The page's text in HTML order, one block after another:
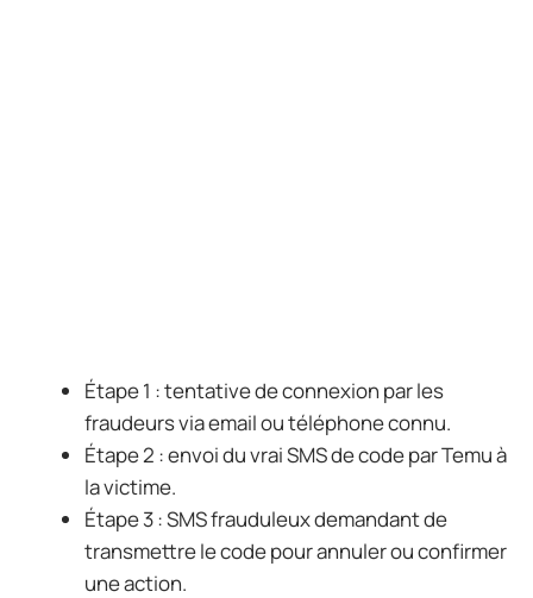
Étape 1 : tentative de connexion par les
fraudeurs via email ou téléphone connu.
Étape 2 : envoi du vrai SMS de code par Temu à
la victime.
Étape 3 : SMS frauduleux demandant de
transmettre le code pour annuler ou confirmer
une action.